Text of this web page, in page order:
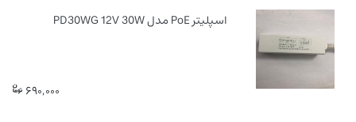
اسپلیتر PoE مدل PD30WG 12V 30W
690,000